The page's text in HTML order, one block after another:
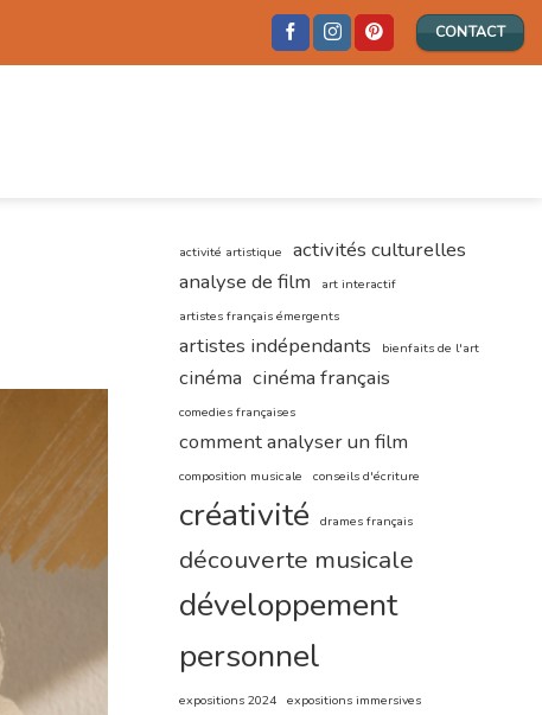
CONTACT
activité artistique
activités culturelles
analyse de film
art interactif
artistes français émergents
artistes indépendants bienfaits de l'art
cinéma cinéma français
comedies françaises
comment analyser un film
composition musicale conseils d'écriture
créativité drames français
découverte musicale
développement
personnel
expositions 2024 expositions immersives